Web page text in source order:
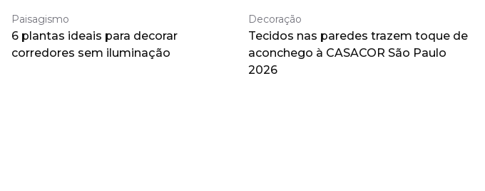
Paisagismo
6 plantas ideais para decorar
corredores sem iluminação
Decoração
Tecidos nas paredes trazem toque de
aconchego à CASACOR São Paulo
2026